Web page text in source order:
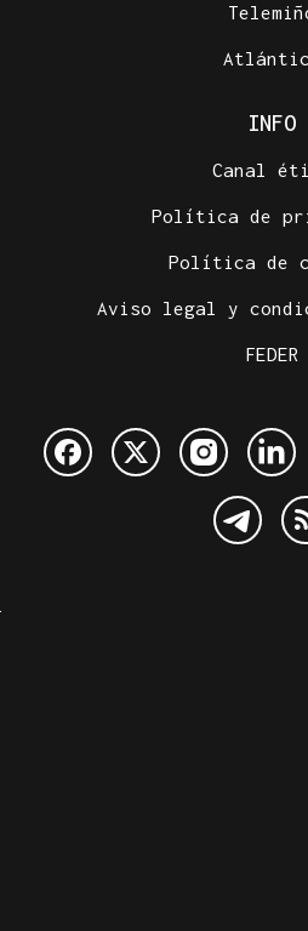
INFO
Canal
Política de
Política de
Aviso legal y
FEDER